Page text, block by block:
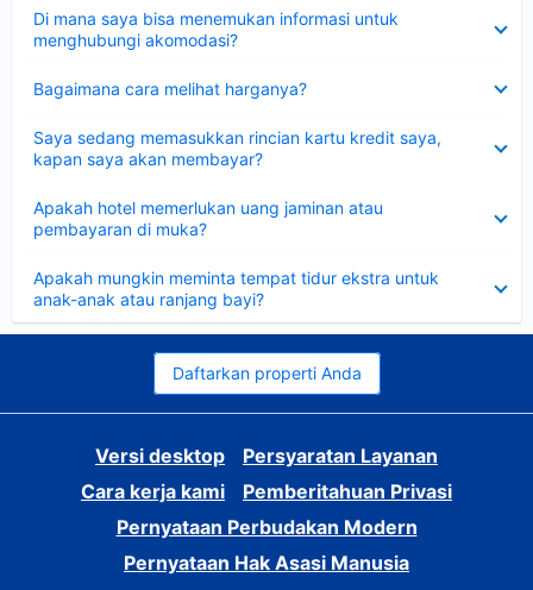
Di mana saya bisa menemukan informasi untuk
menghubungi akomodasi?
Bagaimana cara melihat harganya?
Saya sedang memasukkan rincian kartu kredit saya,
kapan saya akan membayar?
Apakah hotel memerlukan uang jaminan atau
pembayaran di muka?
Apakah mungkin meminta tempat tidur ekstra untuk
anak-anak atau ranjang bayi?
Daftarkan properti Anda
Versi desktop
Persyaratan Layanan
Cara kerja kami
Pemberitahuan Privasi
Pernyataan Perbudakan Modern
Pernyataan Hak Asasi Manusia